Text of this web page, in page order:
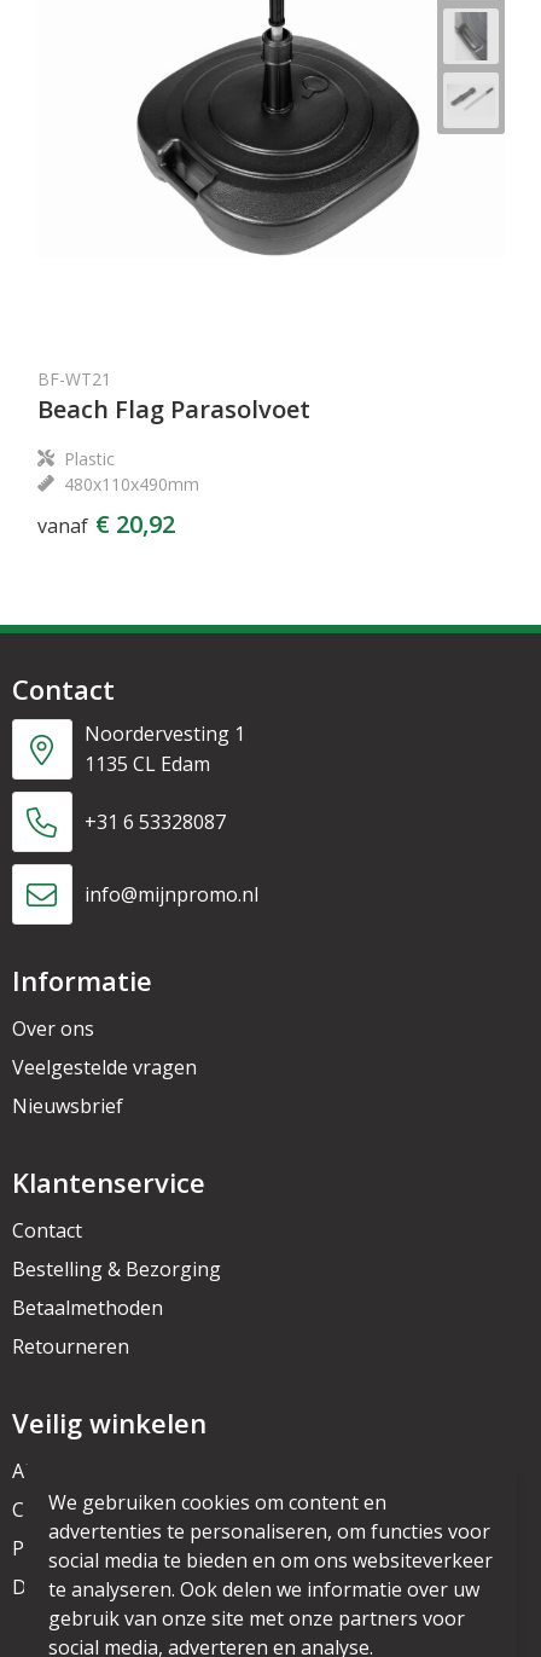
BF-WT21
Beach Flag Parasolvoet
Plastic
480x110x490mm
vanaf € 20,92
Contact
Noordervesting 1
1135 CL Edam
+31 6 53328087
info@mijnpromo.nl
Informatie
Over ons
Veelgestelde vragen
Nieuwsbrief
Klantenservice
Contact
Bestelling & Bezorging
Betaalmethoden
Retourneren
Veilig winkelen
Algemene voorwaarden
Cookieverklaring
Privacyverklaring
Disclaimer
We gebruiken cookies om content en
advertenties te personaliseren, om functies voor
social media te bieden en om ons websiteverkeer
te analyseren. Ook delen we informatie over uw
gebruik van onze site met onze partners voor
social media, adverteren en analyse.